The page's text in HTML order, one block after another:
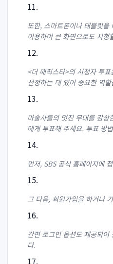
또한, 스마트폰이나 태블릿을
이용하여 큰 화면으로도 시청
<더 매직스타>의 시청자 투
선정하는 데 있어 중요한 역
마술사들의 멋진 무대를 감
에게 투표해 주세요. 투표 방
먼저, SBS 공식 홈페이지에
그 다음, 회원가입을 하거나
간편 로그인 옵션도 제공되
다.